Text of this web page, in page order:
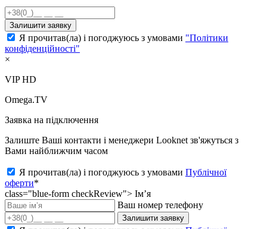
Залишити заявку
Я прочитав(ла) і погоджуюсь з умовами "Політики
конфіденційності"
×
VIP HD
Omega.TV
Заявка на підключення
Залиште Ваші контакти і менеджери Looknet зв'яжуться з
Вами найближчим часом
Я прочитав(ла) і погоджуюсь з умовами Публічної
оферти*
class="blue-form checkReview"> Ім’я
Ваш номер телефону
Залишити заявку